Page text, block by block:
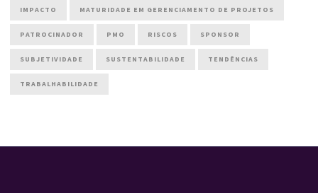
IMPACTO MATURIDADE EM GERENCIAMENTO DE PROJETOS
PATROCINADOR PMO RISCOS SPONSOR
SUBJETIVIDADE SUSTENTABILIDADE TENDÊNCIAS
TRABALHABILIDADE